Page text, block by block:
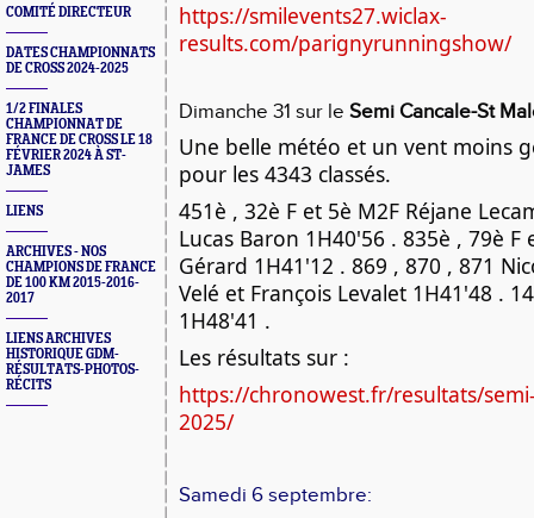
COMITÉ DIRECTEUR
DATES CHAMPIONNATS
DE CROSS 2024-2025
1/2 FINALES
CHAMPIONNAT DE
FRANCE DE CROSS LE 18
FÉVRIER 2024 À ST-
JAMES
LIENS
ARCHIVES - NOS
CHAMPIONS DE FRANCE
DE 100 KM 2015-2016-
2017
LIENS ARCHIVES
HISTORIQUE GDM-
RÉSULTATS-PHOTOS-
RÉCITS
https://smilevents27.wiclax-
results.com/parignyrunningshow/
Dimanche 31 sur le Semi Cancale-St
Une belle météo et un vent moins
pour les 4343 classés.
451è , 32è F et 5è M2F Réjane
Lucas Baron 1H40'56 . 835è , 79è F
Gérard 1H41'12 . 869 , 870 , 871
Velé et François Levalet 1H41'48 .
1H48'41 .
Les résultats sur :
https://chronowest.fr/resultats/
2025/
Samedi 6 septembre: